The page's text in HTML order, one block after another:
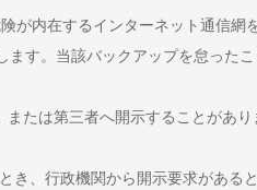
が内在するインターネット通信網
す。当該バックアップを怠った
たは第三者へ開示することがあり
き、行政機関から開示要求がある